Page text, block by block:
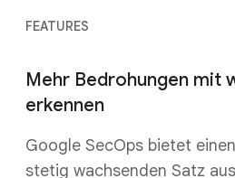
FEATURES
Mehr Bedrohungen mit
erkennen
Google SecOps bietet
stetig wachsenden Satz